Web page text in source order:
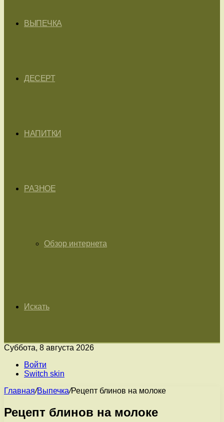
ВЫПЕЧКА
ДЕСЕРТ
НАПИТКИ
РАЗНОЕ
Обзор интернета
Искать
Суббота, 8 августа 2026
Войти
Switch skin
Главная/Выпечка/Рецепт блинов на молоке
Рецепт блинов на молоке